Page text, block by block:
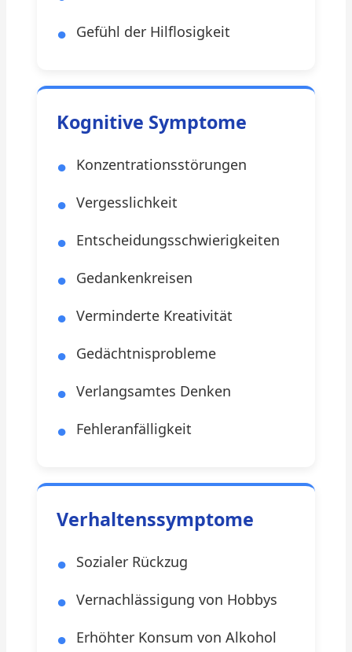
Gefühl der Hilflosigkeit
Kognitive Symptome
Konzentrationsstörungen
Vergesslichkeit
Entscheidungsschwierigkeiten
Gedankenkreisen
Verminderte Kreativität
Gedächtnisprobleme
Verlangsamtes Denken
Fehleranfälligkeit
Verhaltenssymptome
Sozialer Rückzug
Vernachlässigung von Hobbys
Erhöhter Konsum von Alkohol